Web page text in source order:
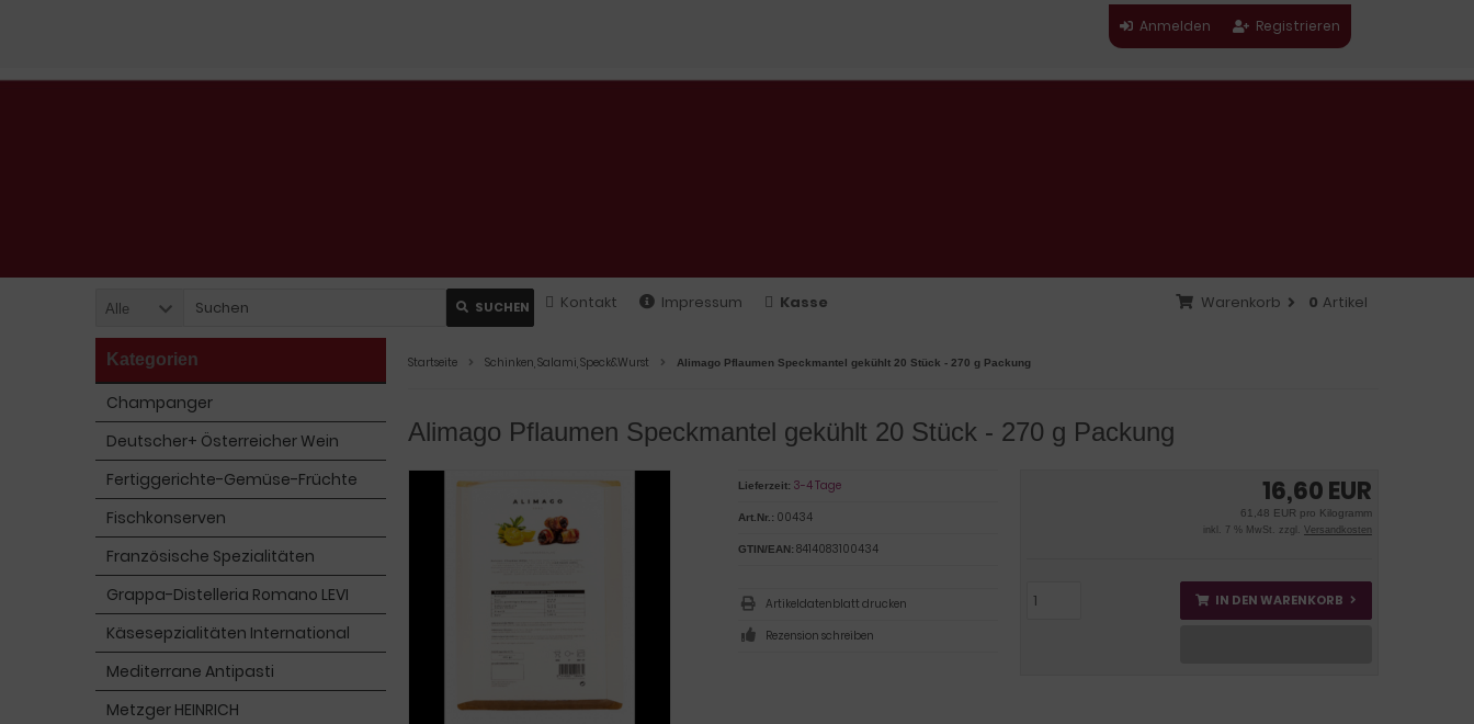
Registrieren
Anmelden
Alle SUCHEN Kontakt Impressum Kasse Warenkorb 0 Artikel
Startseite Schinken, Salami, Speck&Wurst Alimago Pflaumen Speckmantel gekühlt 20 Stück - 270 g Packung
Alimago Pflaumen Speckmantel gekühlt 20 Stück - 270 g Packung
16,60 EUR
61,48 EUR pro Kilogramm
inkl. 7 % MwSt. zzgl. Versandkosten
IN DEN WARENKORB
Lieferzeit: 3-4 Tage
Art.Nr.: 00434
GTIN/EAN: 8414083100434
Artikeldatenblatt drucken
Rezension schreiben
Kategorien
Champanger
Deutscher+ Österreicher Wein
Fertiggerichte-Gemüse-Früchte
Fischkonserven
Französische Spezialitäten
Grappa-Distelleria Romano LEVI
Käsesepzialitäten International
Mediterrane Antipasti
Metzger HEINRICH